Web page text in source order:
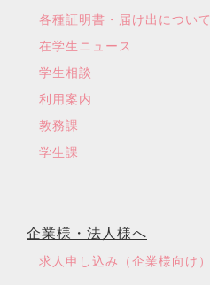
各種証明書・届け出について
在学生ニュース
学生相談
利用案内
教務課
学生課
企業様・法人様へ
求人申し込み（企業様向け）